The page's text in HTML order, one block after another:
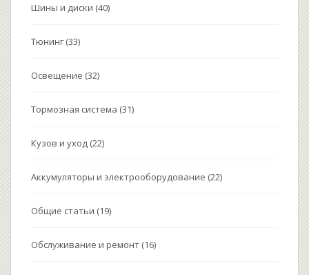
Шины и диски (40)
Тюнинг (33)
Освещение (32)
Тормозная система (31)
Кузов и уход (22)
Аккумуляторы и электрооборудование (22)
Общие статьи (19)
Обслуживание и ремонт (16)